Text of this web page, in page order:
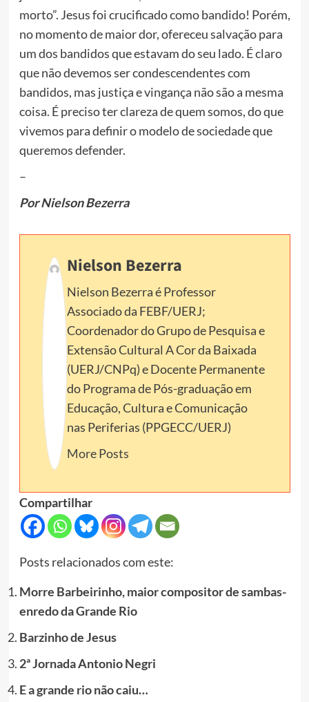
morto”. Jesus foi crucificado como bandido! Porém,
no momento de maior dor, ofereceu salvação para
um dos bandidos que estavam do seu lado. É claro
que não devemos ser condescendentes com
bandidos, mas justiça e vingança não são a mesma
coisa. É preciso ter clareza de quem somos, do que
vivemos para definir o modelo de sociedade que
queremos defender.
–
Por Nielson Bezerra
Nielson Bezerra
Nielson Bezerra é Professor
Associado da FEBF/UERJ;
Coordenador do Grupo de Pesquisa e
Extensão Cultural A Cor da Baixada
(UERJ/CNPq) e Docente Permanente
do Programa de Pós-graduação em
Educação, Cultura e Comunicação
nas Periferias (PPGECC/UERJ)
More Posts
Compartilhar
Posts relacionados com este:
Morre Barbeirinho, maior compositor de sambas-
enredo da Grande Rio
Barzinho de Jesus
2ª Jornada Antonio Negri
E a grande rio não caiu…